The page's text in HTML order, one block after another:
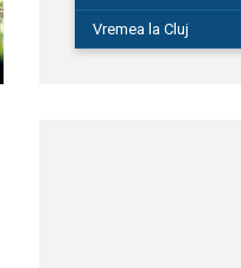
Vremea la Cluj